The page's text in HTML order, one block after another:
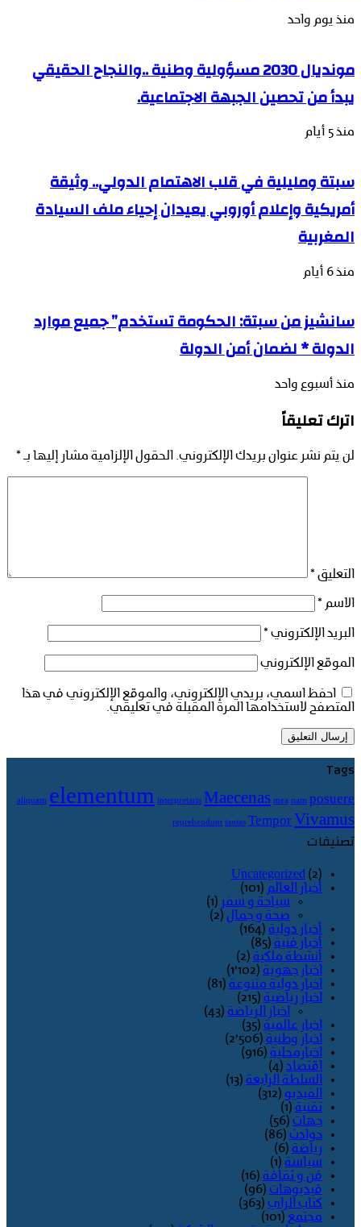
منذ يوم واحد
مونديال 2030 مسؤولية وطنية ..والنجاح الحقيقي
يبدأ من تحصين الجبهة الاجتماعية.
منذ 5 أيام
سبتة ومليلية في قلب الاهتمام الدولي.. وثيقة
أمريكية وإعلام أوروبي يعيدان إحياء ملف السيادة
المغربية
منذ 6 أيام
سانشيز من سبتة: الحكومة تستخدم” جميع موارد
الدولة * لضمان أمن الدولة
منذ أسبوع واحد
اترك تعليقاً
لن يتم نشر عنوان بريدك الإلكتروني. الحقول الإلزامية مشار إليها بـ *
التعليق *
الاسم *
البريد الإلكتروني *
الموقع الإلكتروني
احفظ اسمي، بريدي الإلكتروني، والموقع الإلكتروني في هذا
المتصفح لاستخدامها المرة المقبلة في تعليقي.
Tags
aliquam elementum interpretaris Maecenas mea nam posuere
reprehendunt tantas Tempor Vivamus
تصنيفات
Uncategorized (2)
أخبار العالم (101)
سياحة و سفر (1)
صحة و جمال (2)
أخبار دولية (164)
أخبار فنية (85)
أنشطة ملكية (2)
اخبار جهوية (1٬102)
اخبار دولية متنوعة (81)
اخبار رياضية (215)
اخبار الرياضة (43)
اخبار عالمية (35)
اخبار وطنية (2٬506)
اخبارمحلية (916)
اقتصاد (4)
السلطة الرابعة (13)
الفيديو (312)
تقنية (1)
جهات (56)
حوادث (86)
رياضة (6)
سياسة (1)
فن و ثقافة (16)
فيديوهات (96)
كتاب الراي (363)
مجتمع (101)